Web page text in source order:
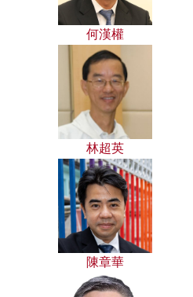
何漢權
林超英
陳章華